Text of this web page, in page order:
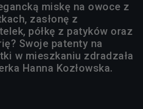
miskę na owoce z
zasłonę z
półkę z patyków oraz
Swoje patenty na
w mieszkaniu zdradzała
Hanna Kozłowska.